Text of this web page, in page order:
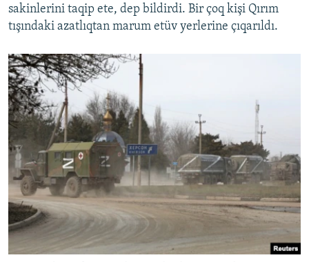
sakinlerini taqip ete, dep bildirdi. Bir çoq kişi Qırım
tışındaki azatlıqtan marum etüv yerlerine çıqarıldı.